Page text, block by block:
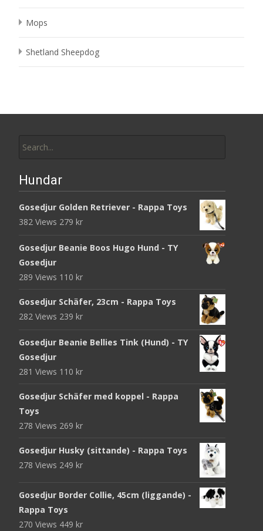
Mops
Shetland Sheepdog
for:
Hundar
Gosedjur Golden Retriever - Rappa Toys
382 Views 279 kr
Gosedjur Beanie Boos Hugo Hund - TY
Gosedjur
289 Views 110 kr
Gosedjur Schäfer, 23cm - Rappa Toys
282 Views 239 kr
Gosedjur Beanie Bellies Tink (Hund) - TY
Gosedjur
281 Views 110 kr
Gosedjur Schäfer med koppel - Rappa
Toys
278 Views 269 kr
Gosedjur Husky (sittande) - Rappa Toys
278 Views 249 kr
Gosedjur Border Collie, 45cm (liggande) -
Rappa Toys
270 Views 449 kr